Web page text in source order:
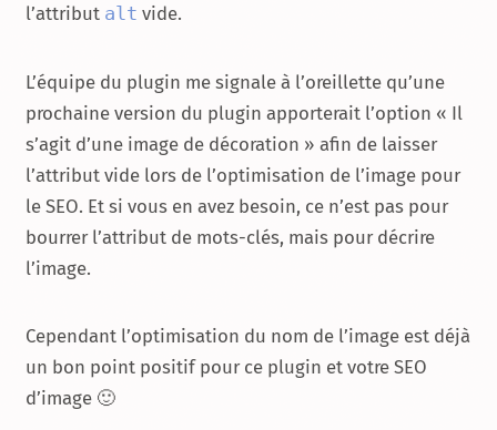
l’attribut alt vide.
L’équipe du plugin me signale à l’oreillette qu’une
prochaine version du plugin apporterait l’option « Il
s’agit d’une image de décoration » afin de laisser
l’attribut vide lors de l’optimisation de l’image pour
le SEO. Et si vous en avez besoin, ce n’est pas pour
bourrer l’attribut de mots-clés, mais pour décrire
l’image.
Cependant l’optimisation du nom de l’image est déjà
un bon point positif pour ce plugin et votre SEO
d’image 🙂